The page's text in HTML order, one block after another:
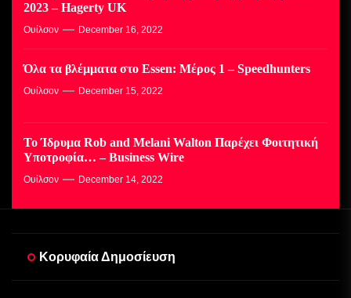
2023 – Hagerty UK
Ουίλσον December 16, 2022
Όλα τα βλέμματα στο Essen: Μέρος 1 – Speedhunters
Ουίλσον December 15, 2022
Το Ίδρυμα Rob and Melani Walton Παρέχει Φοιτητική
Υποτροφία… – Business Wire
Ουίλσον December 14, 2022
Κορυφαία Δημοσίευση